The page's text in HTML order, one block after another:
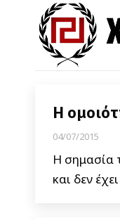
Η
04/07/2015
Η σημασία
και δεν